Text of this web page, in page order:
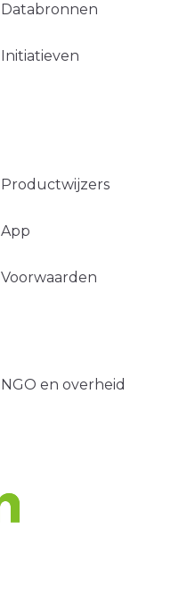
Databronnen
Initiatieven
Productwijzers
App
Voorwaarden
NGO en overheid